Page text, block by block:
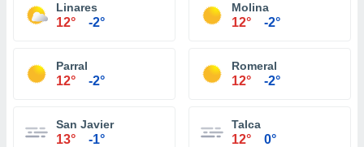
Linares
12° -2°
Molina
12° -2°
Parral
12° -2°
Romeral
12° -2°
San Javier
13° -1°
Talca
12° 0°